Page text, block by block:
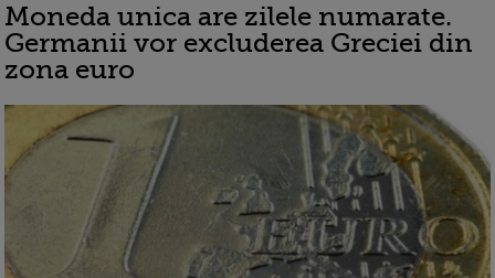
Moneda unica are zilele numarate.
Germanii vor excluderea Greciei din
zona euro